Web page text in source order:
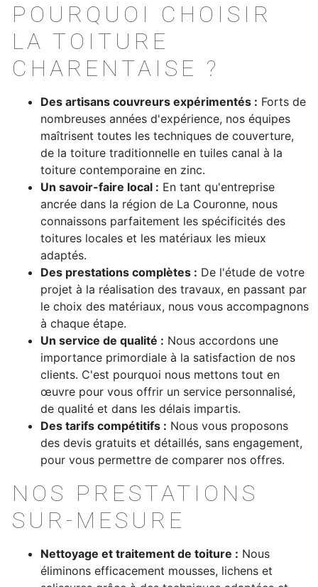
POURQUOI CHOISIR
LA TOITURE
CHARENTAISE ?
Des artisans couvreurs expérimentés : Forts de
nombreuses années d'expérience, nos équipes
maîtrisent toutes les techniques de couverture,
de la toiture traditionnelle en tuiles canal à la
toiture contemporaine en zinc.
Un savoir-faire local : En tant qu'entreprise
ancrée dans la région de La Couronne, nous
connaissons parfaitement les spécificités des
toitures locales et les matériaux les mieux
adaptés.
Des prestations complètes : De l'étude de votre
projet à la réalisation des travaux, en passant par
le choix des matériaux, nous vous accompagnons
à chaque étape.
Un service de qualité : Nous accordons une
importance primordiale à la satisfaction de nos
clients. C'est pourquoi nous mettons tout en
œuvre pour vous offrir un service personnalisé,
de qualité et dans les délais impartis.
Des tarifs compétitifs : Nous vous proposons
des devis gratuits et détaillés, sans engagement,
pour vous permettre de comparer nos offres.
NOS PRESTATIONS
SUR-MESURE
Nettoyage et traitement de toiture : Nous
éliminons efficacement mousses, lichens et